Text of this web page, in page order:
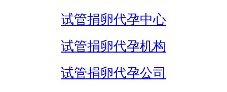
试管捐卵代孕中心
试管捐卵代孕机构
试管捐卵代孕公司